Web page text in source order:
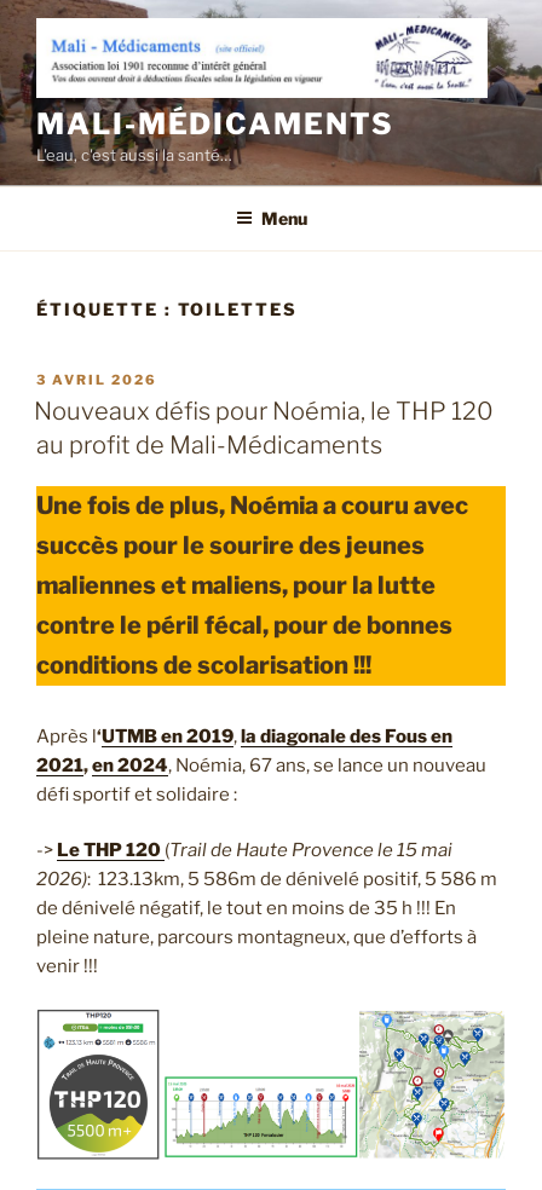
Aller
contenu
principal
MALI-MÉDICAMENTS
L'eau, c'est aussi la santé…
Menu
ÉTIQUETTE : TOILETTES
PUBLIÉ
LE
3 AVRIL 2026
Nouveaux défis pour Noémia, le THP 120
au profit de Mali-Médicaments
Une fois de plus, Noémia a couru avec
succès pour le sourire des jeunes
maliennes et maliens, pour la lutte
contre le péril fécal, pour de bonnes
conditions de scolarisation !!!
Après l‘UTMB en 2019,la diagonale des Fous en
2021,en 2024, Noémia, 67 ans, se lance un nouveau
défi sportif et solidaire :
-> Le THP 120 (Trail de Haute Provence le 15 mai
2026): 123.13km, 5 586m de dénivelé positif, 5 586 m
de dénivelé négatif, le tout en moins de 35 h !!! En
pleine nature, parcours montagneux, que d’efforts à
venir !!!